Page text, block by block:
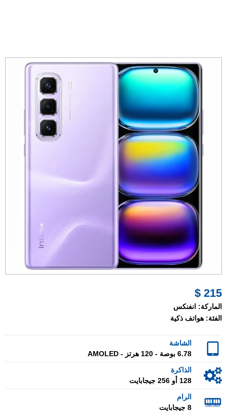
215 $
الماركة: انفنكس
الفئة: هواتف ذكية
الشاشة
6.78 بوصة - 120 هرتز - AMOLED
الذاكرة
128 أو 256 جيجابايت
الرام
8 جيجابايت